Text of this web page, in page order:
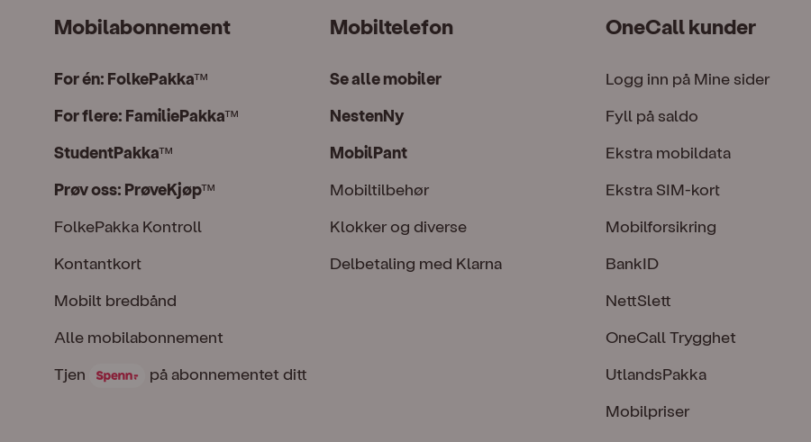
Mobilabonnement
For én: FolkePakka™
For flere: FamiliePakka™
StudentPakka™
Prøv oss: PrøveKjøp™
FolkePakka Kontroll
Kontantkort
Mobilt bredbånd
Alle mobilabonnement
Tjen Spenn på abonnementet ditt
Tjen på abonnementet ditt
Mobiltelefon
Se alle mobiler
NestenNy
MobilPant
Mobiltilbehør
Klokker og diverse
Delbetaling med Klarna
OneCall kunder
Logg inn på Mine sider
Fyll på saldo
Ekstra mobildata
Ekstra SIM-kort
Mobilforsikring
BankID
NettSlett
OneCall Trygghet
UtlandsPakka
Mobilpriser